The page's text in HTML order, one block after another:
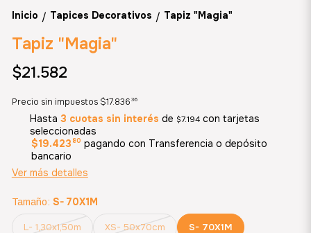
Inicio / Tapices Decorativos / Tapiz "Magia"
Tapiz "Magia"
$21.582
Precio sin impuestos $17.836 36
Hasta3 cuotas sin interés de $7.194 con tarjetas
seleccionadas
$19.423 80 pagando con Transferencia o depósito
bancario
Ver más detalles
Tamaño: S- 70X1M
L- 1,30x1,50m XS- 50x70cm S- 70X1M